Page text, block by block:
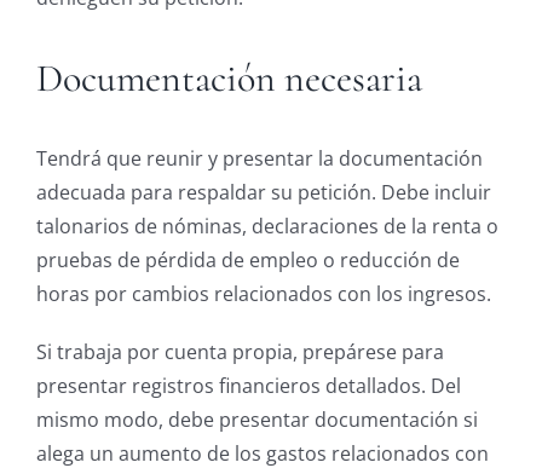
Documentación necesaria
Tendrá que reunir y presentar la documentación
adecuada para respaldar su petición. Debe incluir
talonarios de nóminas, declaraciones de la renta o
pruebas de pérdida de empleo o reducción de
horas por cambios relacionados con los ingresos.
Si trabaja por cuenta propia, prepárese para
presentar registros financieros detallados. Del
mismo modo, debe presentar documentación si
alega un aumento de los gastos relacionados con